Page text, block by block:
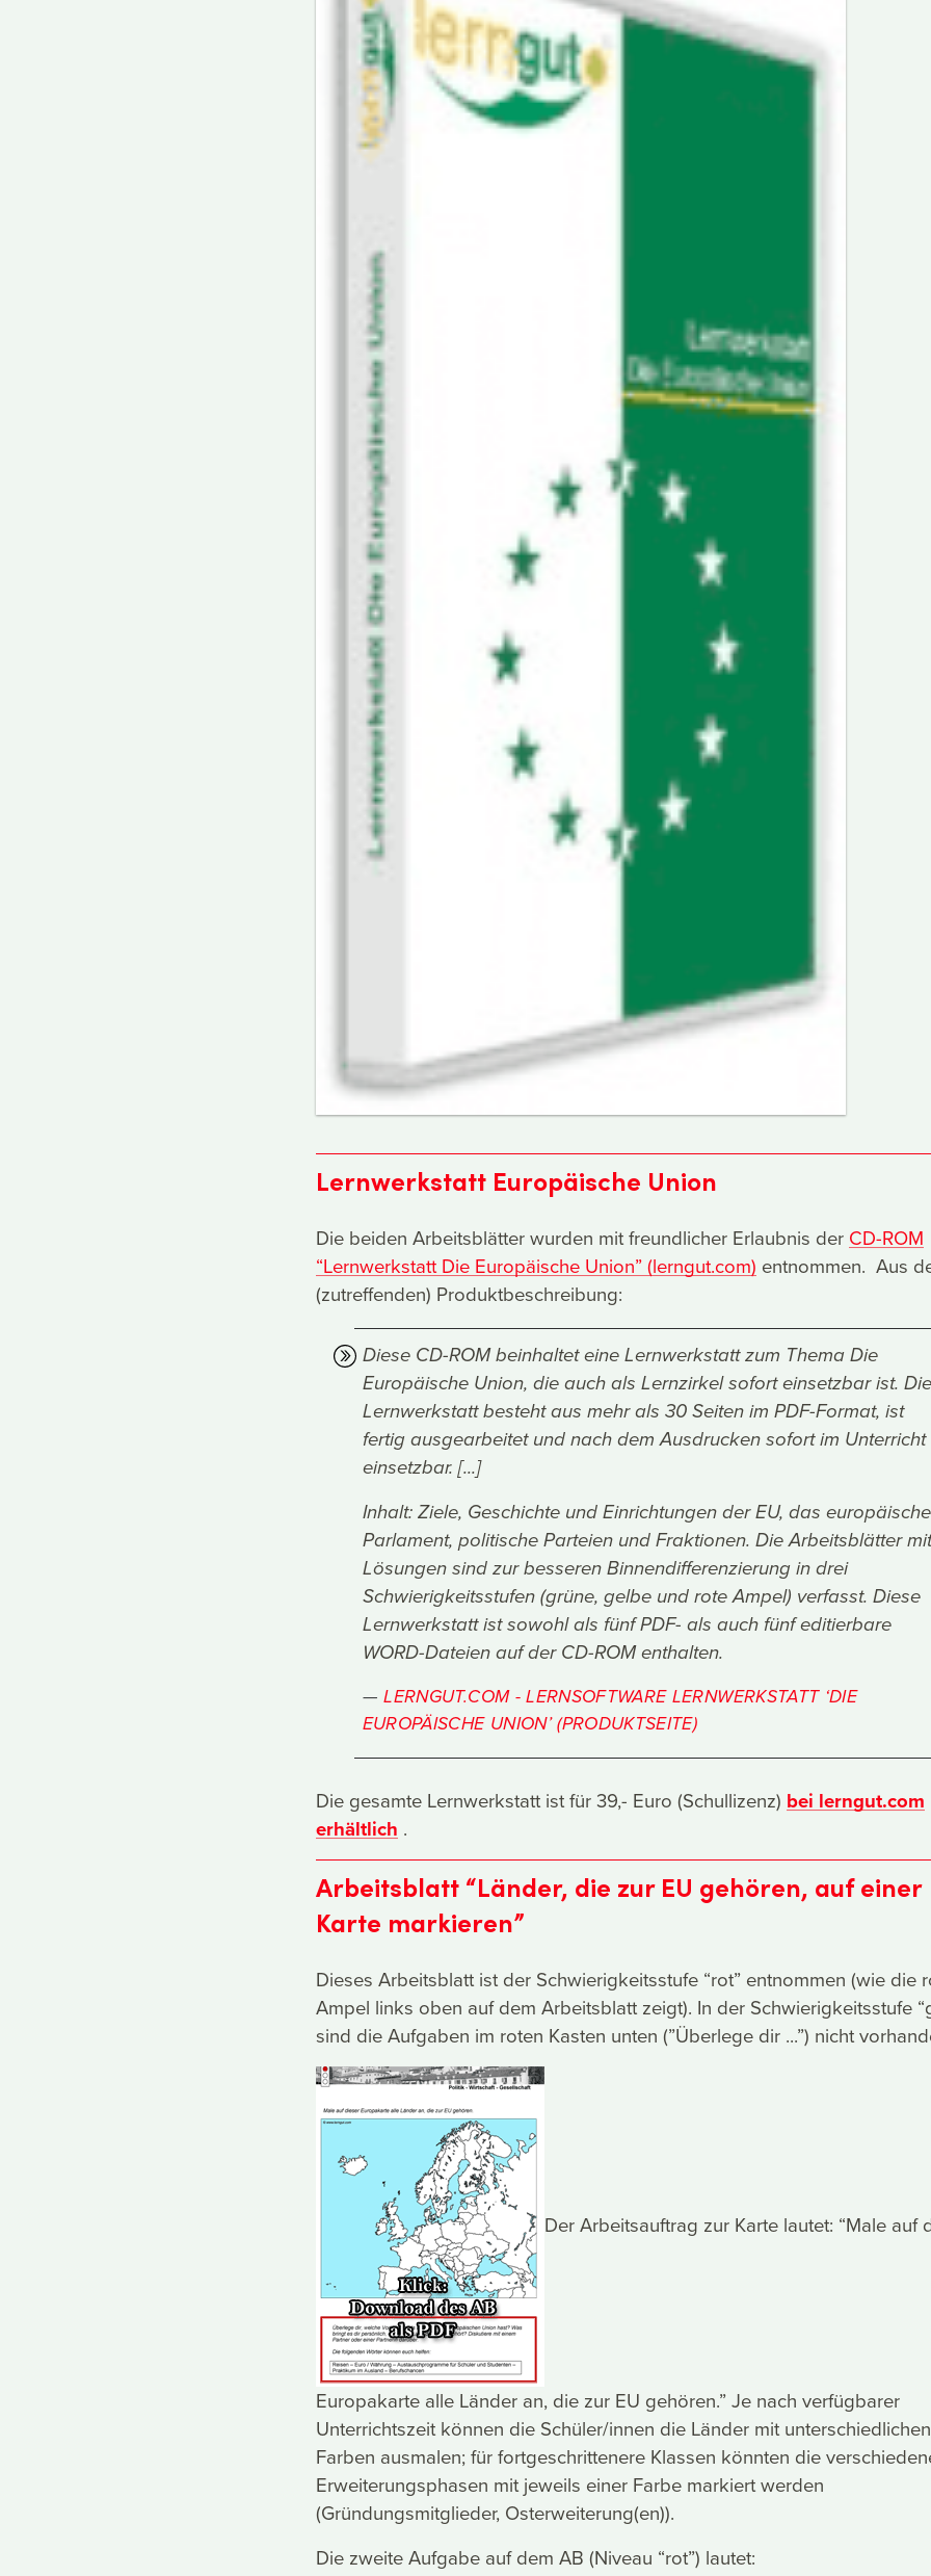
Lernwerkstatt Europäische Union
Die beiden Arbeitsblätter wurden mit freundlicher Erlaubnis der CD-ROM
“Lernwerkstatt Die Europäische Union” (lerngut.com) entnommen. Aus
(zutreffenden) Produktbeschreibung:
Diese CD-ROM beinhaltet eine Lernwerkstatt zum Thema Die
Europäische Union, die auch als Lernzirkel sofort einsetzbar ist. Die
Lernwerkstatt besteht aus mehr als 30 Seiten im PDF-Format, ist
fertig ausgearbeitet und nach dem Ausdrucken sofort im Unterricht
einsetzbar. [...]
Inhalt: Ziele, Geschichte und Einrichtungen der EU, das europäische
Parlament, politische Parteien und Fraktionen. Die Arbeitsblätter mit
Lösungen sind zur besseren Binnendifferenzierung in drei
Schwierigkeitsstufen (grüne, gelbe und rote Ampel) verfasst. Diese
Lernwerkstatt ist sowohl als fünf PDF- als auch fünf editierbare
WORD-Dateien auf der CD-ROM enthalten.
LERNGUT.COM - LERNSOFTWARE LERNWERKSTATT ‘DIE
EUROPÄISCHE UNION’ (PRODUKTSEITE)
Die gesamte Lernwerkstatt ist für 39,- Euro (Schullizenz) bei lerngut.com
erhältlich .
Arbeitsblatt “Länder, die zur EU gehören, auf einer
Karte markieren”
Dieses Arbeitsblatt ist der Schwierigkeitsstufe “rot” entnommen (wie die
Ampel links oben auf dem Arbeitsblatt zeigt). In der Schwierigkeitsstufe
sind die Aufgaben im roten Kasten unten (”Überlege dir ...”) nicht
Der Arbeitsauftrag zur Karte lautet: “Male auf
Europakarte alle Länder an, die zur EU gehören.” Je nach verfügbarer
Unterrichtszeit können die Schüler/innen die Länder mit unterschiedlichen
Farben ausmalen; für fortgeschrittenere Klassen könnten die
Erweiterungsphasen mit jeweils einer Farbe markiert werden
(Gründungsmitglieder, Osterweiterung(en)).
Die zweite Aufgabe auf dem AB (Niveau “rot”) lautet: